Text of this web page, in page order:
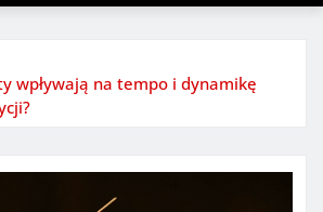
wpływają na tempo i dynamikę